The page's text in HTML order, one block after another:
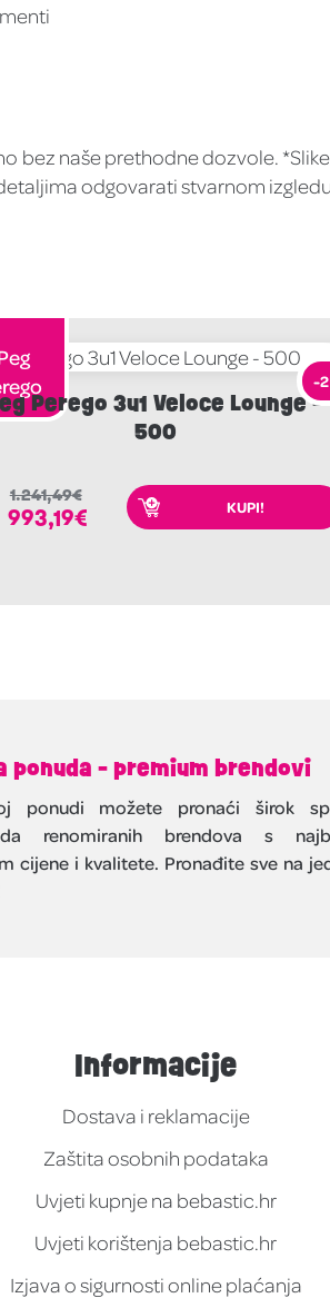
bez naše prethodne dozvole.
odgovarati stvarnom
-
Perego 3u1 Veloce Lounge –
500
1.241,49€
993,19€ KUPI!
ponuda - premium brendovi
ponudi možete pronaći širok
renomiranih brendova s
cijene i kvalitete. Pronađite sve na
Informacije
Dostava i reklamacije
Zaštita osobnih podataka
Uvjeti kupnje na bebastic.hr
Uvjeti korištenja bebastic.hr
Izjava o sigurnosti online plaćanja